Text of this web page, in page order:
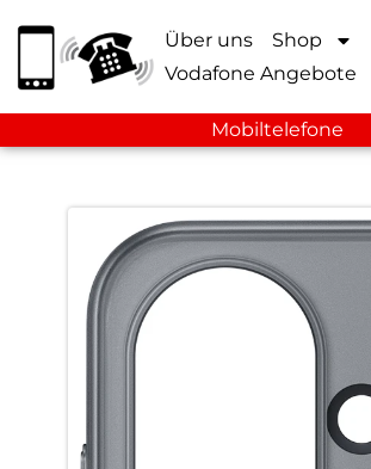
Über uns Shop
Vodafone Angebote
Mobiltelefone